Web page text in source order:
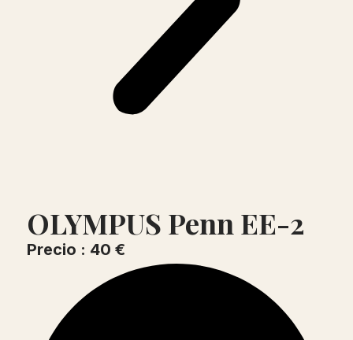
OLYMPUS Penn EE-2
Precio : 40 €